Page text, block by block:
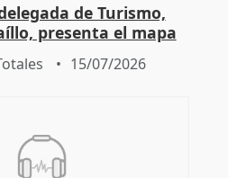
de Turismo,
presenta el mapa
madrileñas'
15/07/2026